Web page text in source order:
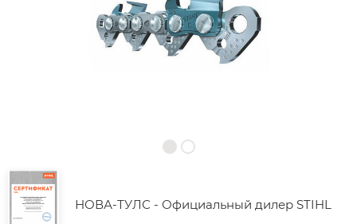
НОВА-ТУЛС - Официальный дилер STIHL